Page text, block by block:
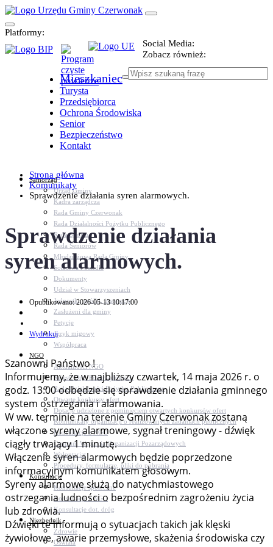
Platformy:
Social Media:
Zobacz również:
Mieszkaniec
Turysta
Przedsiębiorca
Ochrona Środowiska
Senior
Bezpieczeństwo
Kontakt
Samorząd
Urząd Gminy
Kadra zarządcza
Rada Gminy Czerwonak
Rada Działalności Pożytku Publicznego
Rada Sportu
Rada Seniorów
Młodzieżowa Rada Gminy
Sołectwa i osiedla
Dokumenty
Udział w Stowarzyszeniach
Jednostki, spółki, instytucje
Zasłużeni dla gminy
Petycje
Język migowy
Współpraca
NGO
Aktualności NGO
Rejestr Org. Pozarządowych
Rada Działalności Pożytku Publicznego
Otwarte konkursy ofert
Dotacje udzielone z pominięciem otwartych konkursów ofert
Komunikaty organizacji o realizowanych zadaniach publicznych
Konsultacje z NGO
Centrum Wsparcia Organizacji Pozarządowych
Wolontariat
Procedury, formularze, pliki do pobrania
Konsultacje
Konsultacje społeczne
Konsultacje z NGO
Konsultacje dot. dróg
Niezbędnik
Zdrowie
Oświata
Strona główna
Komunikaty
Sprawdzenie działania syren alarmowych.
Sprawdzenie działania
syren alarmowych.
Opublikowano: 2026-05-13 10:17:00
Wydrukuj
Szanowni Państwo !
Informujemy, że w najbliższy czwartek, 14 maja 2026 r. o
godz. 13:00 odbędzie się sprawdzenie działania gminnego
system ostrzegania i alarmowania.
W ww. terminie na terenie Gminy Czerwonak zostaną
włączone syreny alarmowe, sygnał treningowy - dźwięk
ciągły trwający 1 minutę.
Włączenie syren alarmowych będzie poprzedzone
informacyjnym komunikatem głosowym.
Syreny alarmowe służą do natychmiastowego
ostrzegania ludności o bezpośrednim zagrożeniu życia
lub zdrowia.
Dźwięki te informują o sytuacjach takich jak klęski
żywiołowe, awarie przemysłowe, skażenia środowiska czy